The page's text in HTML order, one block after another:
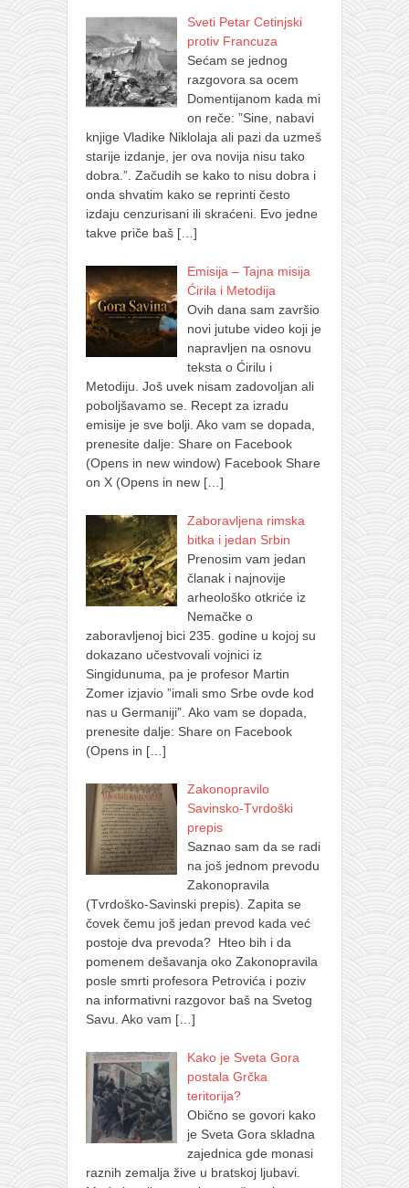
Sveti Petar Cetinjski
protiv Francuza
Sećam se jednog
razgovora sa ocem
Domentijanom kada mi
on reče: ”Sine, nabavi
knjige Vladike Niklolaja ali pazi da uzmeš
starije izdanje, jer ova novija nisu tako
dobra.”. Začudih se kako to nisu dobra i
onda shvatim kako se reprinti često
izdaju cenzurisani ili skraćeni. Evo jedne
takve priče baš […]
Emisija – Tajna misija
Ćirila i Metodija
Ovih dana sam završio
novi jutube video koji je
napravljen na osnovu
teksta o Ćirilu i
Metodiju. Još uvek nisam zadovoljan ali
poboljšavamo se. Recept za izradu
emisije je sve bolji. Ako vam se dopada,
prenesite dalje: Share on Facebook
(Opens in new window) Facebook Share
on X (Opens in new […]
Zaboravljena rimska
bitka i jedan Srbin
Prenosim vam jedan
članak i najnovije
arheološko otkriće iz
Nemačke o
zaboravljenoj bici 235. godine u kojoj su
dokazano učestvovali vojnici iz
Singidunuma, pa je profesor Martin
Zomer izjavio ”imali smo Srbe ovde kod
nas u Germaniji”. Ako vam se dopada,
prenesite dalje: Share on Facebook
(Opens in […]
Zakonopravilo
Savinsko-Tvrdoški
prepis
Saznao sam da se radi
na još jednom prevodu
Zakonopravila
(Tvrdoško-Savinski prepis). Zapita se
čovek čemu još jedan prevod kada već
postoje dva prevoda? Hteo bih i da
pomenem dešavanja oko Zakonopravila
posle smrti profesora Petrovića i poziv
na informativni razgovor baš na Svetog
Savu. Ako vam […]
Kako je Sveta Gora
postala Grčka
teritorija?
Obično se govori kako
je Sveta Gora skladna
zajednica gde monasi
raznih zemalja žive u bratskoj ljubavi.